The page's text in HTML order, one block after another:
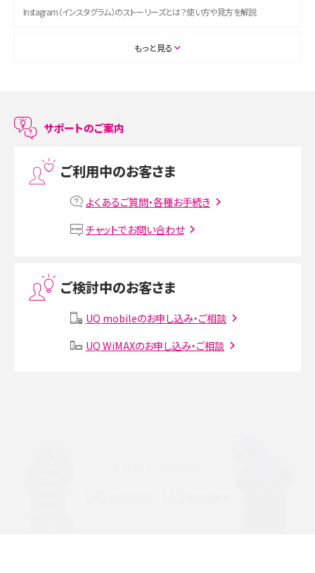
Instagram（インスタグラム）のストーリーズとは？使い方や見方を解説
ASMRとは？初心者向けの代表ジャンルや楽しみ方を解説
LINEで友だちを削除する方法は？方法ごとの影響や復活・復元する方法も解説
MNOとは？MVNOやMVNEとの違いやメリット・デメリットを解説
VPN接続とは？仕組みや必要性、メリット・デメリット、接続方法を解説
Instagram（インスタグラム）でスクショするとバレる？バレるケースや撮り方も解
SMSとは？料金やできること、注意点や届かない時の対処法を解説
もっと見る
サポートのご案内
ご利用中のお客さま
よくあるご質問・各種お手続き
チャットでお問い合わせ
ご検討中のお客さま
UQ mobileのお申し込み・ご相談
UQ WiMAXのお申し込み・ご相談